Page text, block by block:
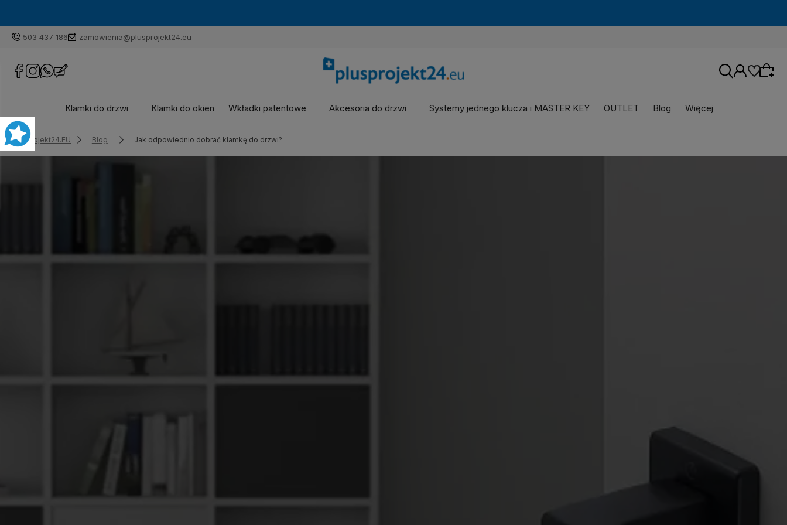
503 437 186 zamowienia@plusprojekt24.eu
Klamki do drzwi Klamki do okien Wkładki patentowe Akcesoria do drzwi Systemy jednego klucza i MASTER KEY OUTLET Blog Więcej
Plusprojekt24.EU Blog Jak odpowiednio dobrać klamkę do drzwi?